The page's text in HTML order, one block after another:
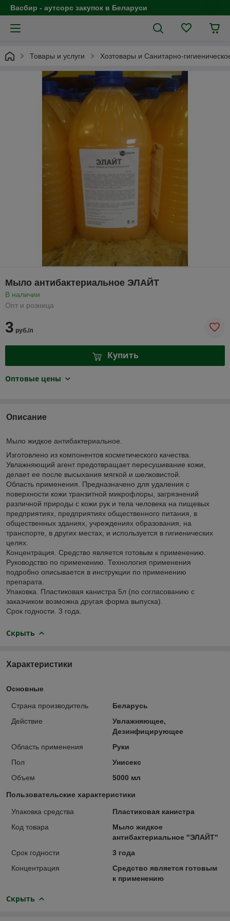
Васбир - аутсорс закупок в Беларуси
Товары и услуги Хозтовары и Санитарно-
Мыло антибактериальное ЭЛАЙТ
В наличии
Опт и розница
3 руб./л
Купить
Оптовые цены
Описание
Мыло жидкое антибактериальное.
Изготовлено из компонентов косметического качества.
Увлажняющий агент предотвращает пересушивание кожи,
делает ее после высыхания мягкой и шелковистой.
Область применения. Предназначено для удаления с
поверхности кожи транзитной микрофлоры, загрязнений
различной природы с кожи рук и тела человека на пищевых
предприятиях, предприятиях общественного питания, в
общественных зданиях, учреждениях образования, на
транспорте, в других местах, и используется в гигиенических
целях.
Концентрация. Средство является готовым к применению.
Руководство по применению. Технология применения
подробно описывается в инструкции по применению
препарата.
Упаковка. Пластиковая канистра 5л (по согласованию с
заказчиком возможна другая форма выпуска).
Срок годности. 3 года.
Скрыть
Характеристики
Основные
Страна производитель
Беларусь
Действие
Увлажняющее,
Дезинфицирующее
Область применения
Руки
Пол
Унисекс
Объем
5000 мл
Пользовательские характеристики
Упаковка средства
Пластиковая канистра
Код товара
Мыло жидкое
антибактериальное "ЭЛАЙТ"
Срок годности
3 года
Концентрация
Средство является готовым
к применению
Скрыть